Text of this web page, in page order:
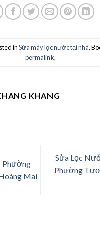
inSửa máy lọc nước tại nhà.
permalink.
KHANG
Phường
Mai
Sửa Lọc
Phường